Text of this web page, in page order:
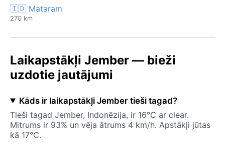
🇮🇩 Mataram
270 km
Laikapstākļi Jember — bieži
uzdotie jautājumi
Kāds ir laikapstākļi Jember tieši tagad?
Tieši tagad Jember, Indonēzija, ir 16°C ar clear.
Mitrums ir 93% un vēja ātrums 4 km/h. Apstākļi jūtas
kā 17°C.